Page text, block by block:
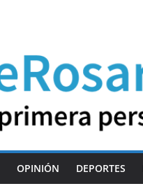
OPINIÓN DEPORTES